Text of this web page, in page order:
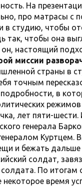
На
про матрасы с
в студию, чтобы
так, чтобы она
настоящий
миссии
страны в
точным
подробности, в
лет пяти-
генерала
Куртцем.
и бежать
солдат,
По итогам
время